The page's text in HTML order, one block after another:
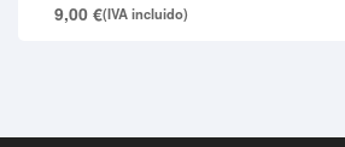
9,00 €(IVA incluido)